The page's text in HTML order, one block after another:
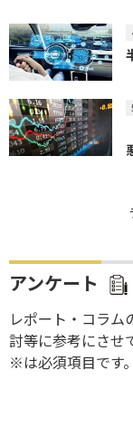
アンケート
レポート・コラム
討等に参考にさせ
※は必須項目です。